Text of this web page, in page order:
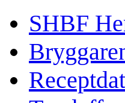
SHBF